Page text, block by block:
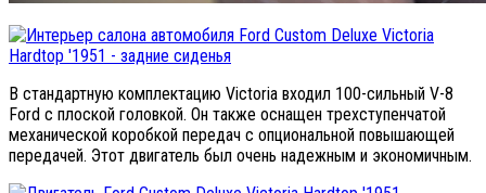
В стандартную комплектацию Victoria входил 100-сильный V-8
Ford с плоской головкой. Он также оснащен трехступенчатой
механической коробкой передач с опциональной повышающей
передачей. Этот двигатель был очень надежным и экономичным.